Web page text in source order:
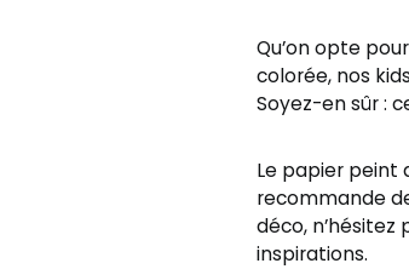
Qu’on opte
colorée, nos
Soyez-en sûr :
Le papier peint
recommande
déco, n’hésitez
inspirations.